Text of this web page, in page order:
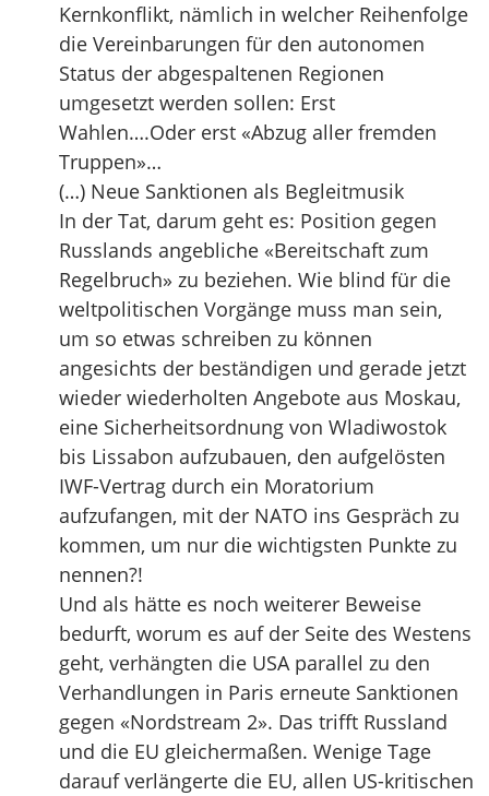
Kernkonflikt, nämlich in welcher Reihenfolge
die Vereinbarungen für den autonomen
Status der abgespaltenen Regionen
umgesetzt werden sollen: Erst
Wahlen….Oder erst «Abzug aller fremden
Truppen»…
(…) Neue Sanktionen als Begleitmusik
In der Tat, darum geht es: Position gegen
Russlands angebliche «Bereitschaft zum
Regelbruch» zu beziehen. Wie blind für die
weltpolitischen Vorgänge muss man sein,
um so etwas schreiben zu können
angesichts der beständigen und gerade jetzt
wieder wiederholten Angebote aus Moskau,
eine Sicherheitsordnung von Wladiwostok
bis Lissabon aufzubauen, den aufgelösten
IWF-Vertrag durch ein Moratorium
aufzufangen, mit der NATO ins Gespräch zu
kommen, um nur die wichtigsten Punkte zu
nennen?!
Und als hätte es noch weiterer Beweise
bedurft, worum es auf der Seite des Westens
geht, verhängten die USA parallel zu den
Verhandlungen in Paris erneute Sanktionen
gegen «Nordstream 2». Das trifft Russland
und die EU gleichermaßen. Wenige Tage
darauf verlängerte die EU, allen US-kritischen